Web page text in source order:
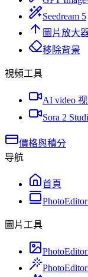
Seedream 5
圖片放大
移除背景
視頻工具
AI video
Sora 2
價格與積分
导航
首頁
圖片工具